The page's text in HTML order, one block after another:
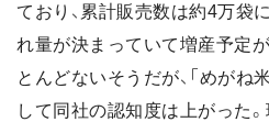
ており、累計販売数は約4万袋
れ量が決まっていて増産予定
とんどないそうだが、「めがね
して同社の認知度は上がった